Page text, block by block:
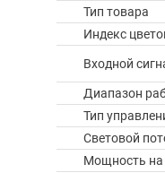
Тип товара
Индекс
Входной
Диапазон
Тип
Световой
Мощность